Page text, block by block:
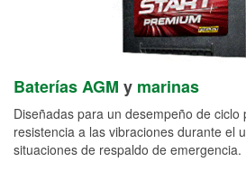
Baterías AGM y marinas
Diseñadas para un desempeño de
resistencia a las vibraciones durante el
situaciones de respaldo de emergencia.